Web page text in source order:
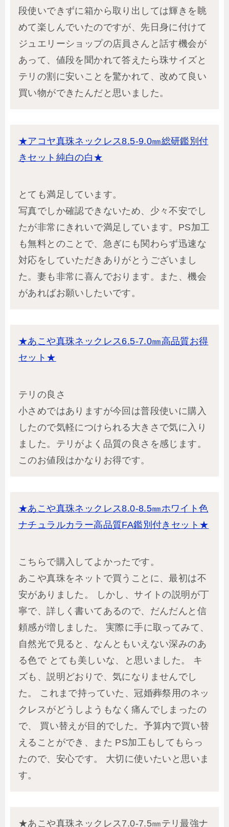
段使いできずに箱から取り出しては輝きを眺
めて楽しんでいたのですが、先日身に付けて
ジュエリーショップの店員さんと話す機会が
あって、値段を聞かれて答えたら珠サイズと
テリの割に安いことを驚かれて、改めて良い
買い物ができたんだと思いました。
★アコヤ真珠ネックレス8.5-9.0㎜総研鑑別付
きセット純白の白★
とても満足しています。
写真でしか確認できないため、少々不安でし
たが非常にきれいで満足しています。PS加工
も無料とのことで、急ぎにも関わらず迅速な
対応をしていただきありがとうございまし
た。妻も非常に喜んでおります。また、機会
があればお願いしたいです。
★あこや真珠ネックレス6.5-7.0㎜高品質お得
セット★
テリの良さ
小さめではありますが今回は普段使いに購入
したので気軽につけられる大きさで気に入り
ました。テリがよく品質の良さを感じます。
このお値段はかなりお得です。
★あこや真珠ネックレス8.0-8.5㎜ホワイト色
ナチュラルカラー高品質FA鑑別付きセット★
こちらで購入してよかったです。
あこや真珠をネットで買うことに、最初は不
安がありました。 しかし、サイトの説明が丁
寧で、詳しく書いてあるので、だんだんと信
頼感が増しました。 実際に手に取ってみて、
自然光で見ると、なんともいえない深みのあ
る色で とても美しいな、と思いました。 キ
ズも、説明どおりで、気になりませんでし
た。 これまで持っていた、冠婚葬祭用のネッ
クレスがどうしようもなく痛んでしまったの
で、 買い替えが目的でした。予算内で買い替
えることができ、また PS加工もしてもらっ
たので、安心です。 大切に使いたいと思いま
す。
★あこや真珠ネックレス7.0-7.5㎜テリ最強ナ